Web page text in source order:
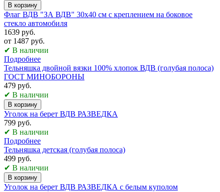
В корзину
Флаг ВДВ "ЗА ВДВ" 30x40 см с креплением на боковое
стекло автомобиля
1639 руб.
от 1487 руб.
✔ В наличии
Подробнее
Тельняшка двойной вязки 100% хлопок ВДВ (голубая полоса)
ГОСТ МИНОБОРОНЫ
479 руб.
✔ В наличии
В корзину
Уголок на берет ВДВ РАЗВЕДКА
799 руб.
✔ В наличии
Подробнее
Тельняшка детская (голубая полоса)
499 руб.
✔ В наличии
В корзину
Уголок на берет ВДВ РАЗВЕДКА с белым куполом